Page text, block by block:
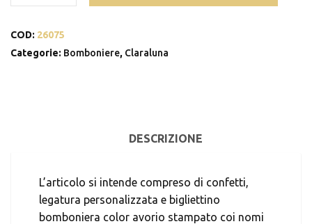
COD: 26075
Categorie: Bomboniere, Claraluna
DESCRIZIONE
L’articolo si intende compreso di confetti,
legatura personalizzata e bigliettino
bomboniera color avorio stampato coi nomi